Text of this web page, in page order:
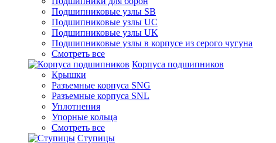
Подшипниковые узлы SB
Подшипниковые узлы UC
Подшипниковые узлы UK
Подшипниковые узлы в корпусе из серого чугуна
Смотреть все
Корпуса подшипников
Крышки
Разъемные корпуса SNG
Разъемные корпуса SNL
Уплотнения
Упорные кольца
Смотреть все
Ступицы